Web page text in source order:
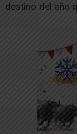
destino del año